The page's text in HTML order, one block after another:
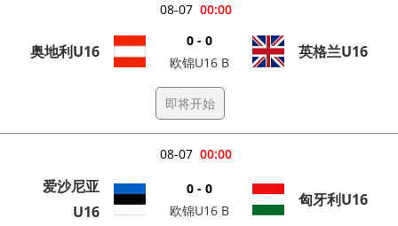
00:00
08-07
奥地利U16
0 - 0
欧锦U16 B
英格兰U16
即将开始
00:00
08-07
爱沙尼亚
U16
0 - 0
欧锦U16 B
匈牙利U16